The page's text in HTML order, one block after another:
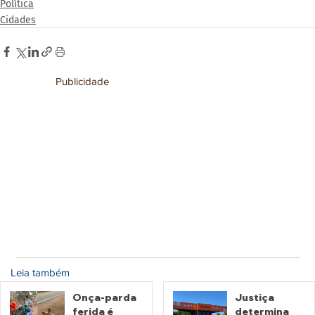
Política
Cidades
Publicidade
Leia também
Onça-parda
ferida é
Justiça
determina